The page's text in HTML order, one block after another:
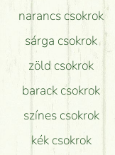
narancs csokrok
sárga csokrok
zöld csokrok
barack csokrok
színes csokrok
kék csokrok